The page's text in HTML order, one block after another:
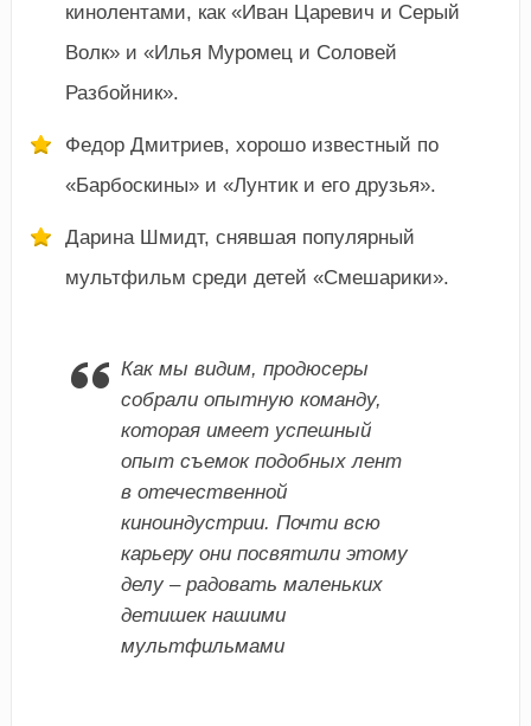
кинолентами, как «Иван Царевич и Серый
Волк» и «Илья Муромец и Соловей
Разбойник».
Федор Дмитриев, хорошо известный по
«Барбоскины» и «Лунтик и его друзья».
Дарина Шмидт, снявшая популярный
мультфильм среди детей «Смешарики».
Как мы видим, продюсеры
собрали опытную команду,
которая имеет успешный
опыт съемок подобных лент
в отечественной
киноиндустрии. Почти всю
карьеру они посвятили этому
делу – радовать маленьких
детишек нашими
мультфильмами